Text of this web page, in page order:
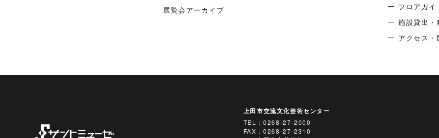
展覧会アーカイブ
フロアガイ
施設貸出・
アクセス・
上田市交流文化芸術センター
TEL：0268-27-2000
FAX：0268-27-2310